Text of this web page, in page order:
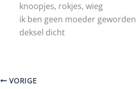
knoopjes, rokjes, wieg
ik ben geen moeder geworden
deksel dicht
VORIGE